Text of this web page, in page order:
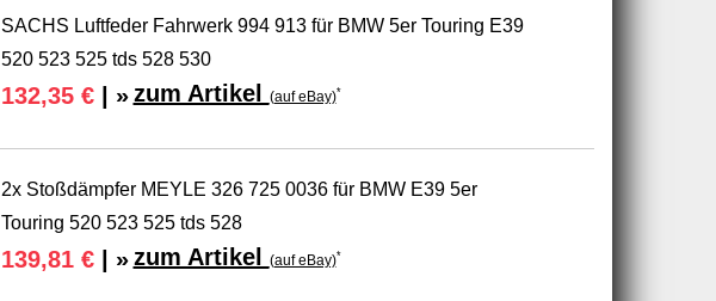
SACHS Luftfeder Fahrwerk 994 913 für BMW 5er Touring E39
520 523 525 tds 528 530
132,35 €| » zum Artikel (auf eBay)*
2x Stoßdämpfer MEYLE 326 725 0036 für BMW E39 5er
Touring 520 523 525 tds 528
139,81 €| » zum Artikel (auf eBay)*